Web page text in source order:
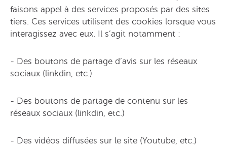
faisons appel à des services proposés par des sites
tiers. Ces services utilisent des cookies lorsque vous
interagissez avec eux. Il s’agit notamment :
- Des boutons de partage d’avis sur les réseaux
sociaux (linkdin, etc.)
- Des boutons de partage de contenu sur les
réseaux sociaux (linkdin, etc.)
- Des vidéos diffusées sur le site (Youtube, etc.)